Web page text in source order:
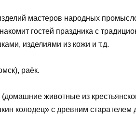
мастеров народных
гостей праздника с
изделиями из кожи и т.д.
раёк.
(домашние животные из
колодец» с древним старателем